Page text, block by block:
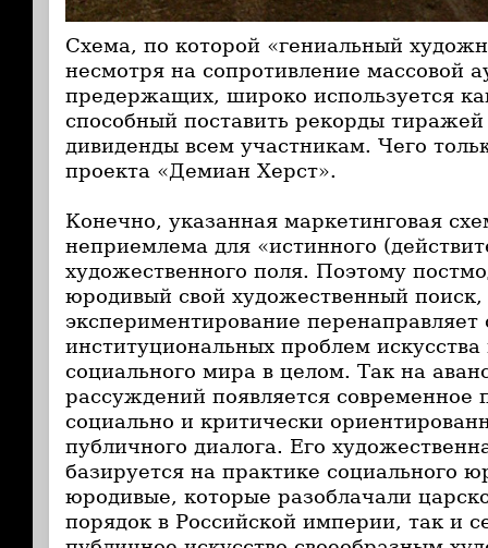
Схема, по которой «гениальный
несмотря на сопротивление массовой
предержащих, широко используется
способный поставить рекорды
дивиденды всем участникам. Чего
проекта «Демиан Херст».
Конечно, указанная маркетинговая
неприемлема для «истинного
художественного поля. Поэтому
юродивый свой художественный поиск,
экспериментирование перенаправляет
институциональных проблем искусства
социального мира в целом. Так на
рассуждений появляется современное
социально и критически
публичного диалога. Его
базируется на практике социального
юродивые, которые разоблачали
порядок в Российской империи, так и